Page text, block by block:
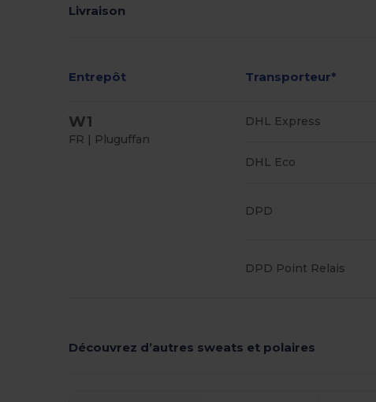
Livraison
Entrepôt Transporteur*
W1
FR | Pluguffan
DHL Express
DHL Eco
DPD
DPD Point Relais
Découvrez d’autres sweats et polaires
Personnalisez-